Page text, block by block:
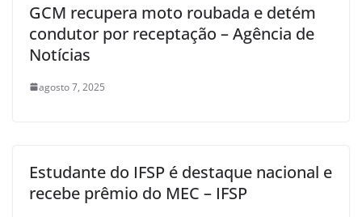
GCM recupera moto roubada e detém
condutor por receptação – Agência de
Notícias
agosto 7, 2025
Estudante do IFSP é destaque nacional e
recebe prêmio do MEC – IFSP